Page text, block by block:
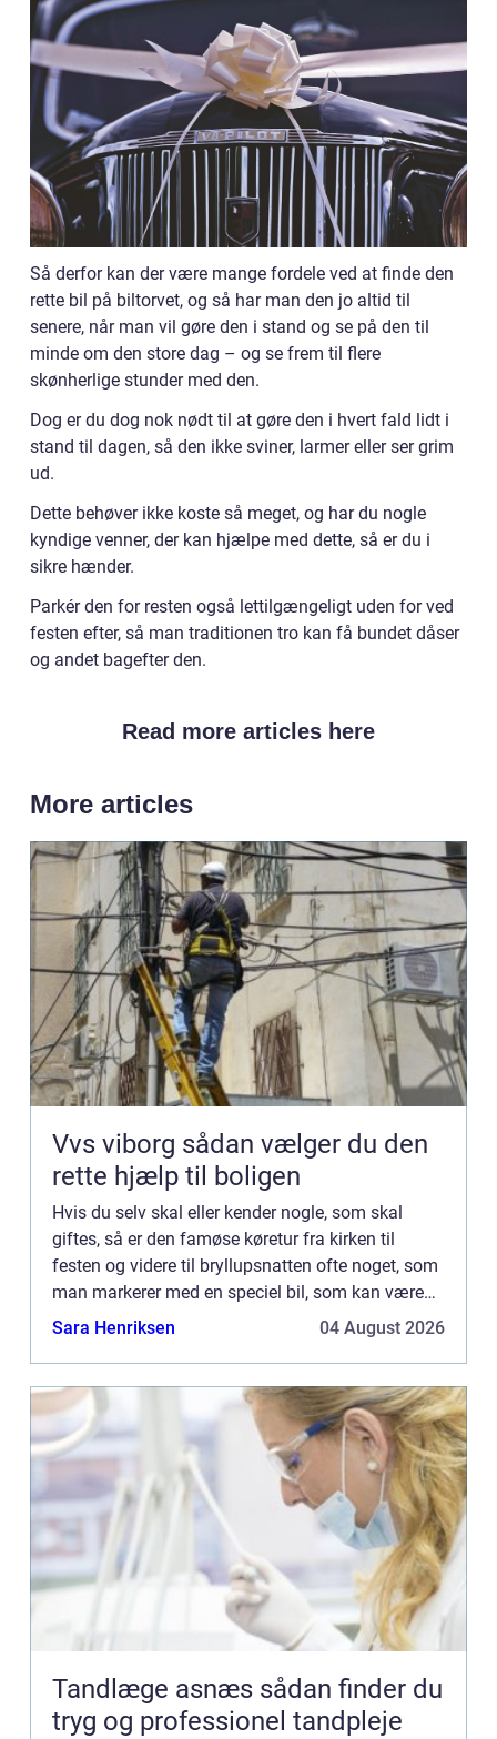
Så derfor kan der være mange fordele ved at finde den
rette bil på biltorvet, og så har man den jo altid til
senere, når man vil gøre den i stand og se på den til
minde om den store dag – og se frem til flere
skønherlige stunder med den.
Dog er du dog nok nødt til at gøre den i hvert fald lidt i
stand til dagen, så den ikke sviner, larmer eller ser grim
ud.
Dette behøver ikke koste så meget, og har du nogle
kyndige venner, der kan hjælpe med dette, så er du i
sikre hænder.
Parkér den for resten også lettilgængeligt uden for ved
festen efter, så man traditionen tro kan få bundet dåser
og andet bagefter den.
Read more articles here
More articles
Vvs viborg sådan vælger du den
rette hjælp til boligen
Hvis du selv skal eller kender nogle, som skal
giftes, så er den famøse køretur fra kirken til
festen og videre til bryllupsnatten ofte noget, som
man markerer med en speciel bil, som kan være
mange forskellige ting. Man gid...
Sara Henriksen 04 August 2026
Tandlæge asnæs sådan finder du
tryg og professionel tandpleje